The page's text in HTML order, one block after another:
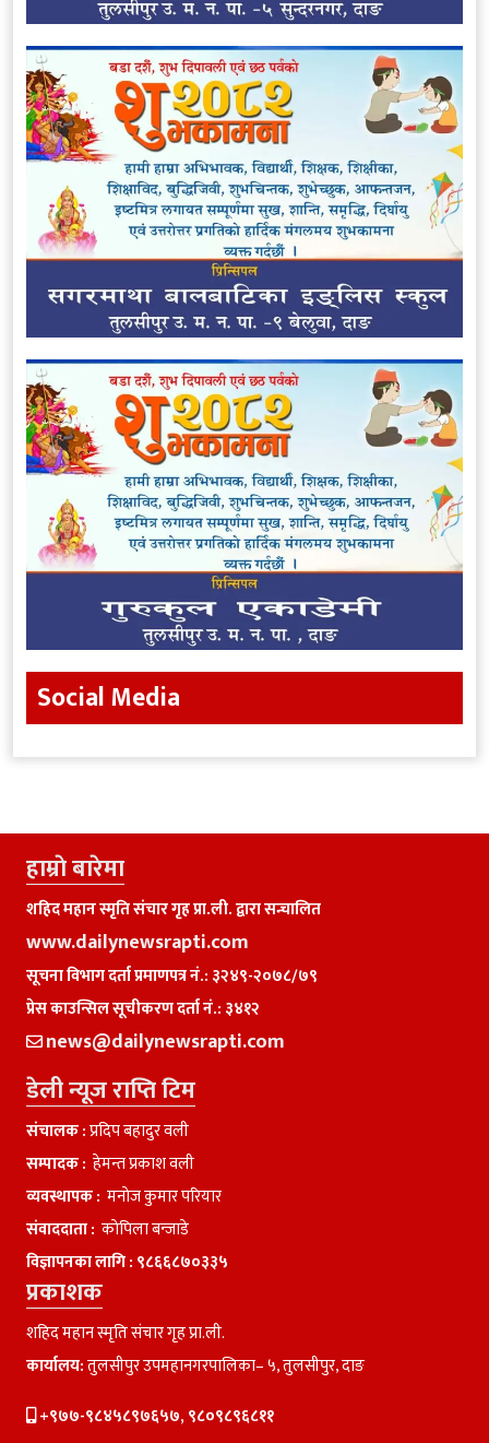
Social Media
हाम्राे बारेमा
शहिद महान स्मृति संचार गृह प्रा.ली. द्वारा सन्चालित
www.dailynewsrapti.com
सूचना विभाग दर्ता प्रमाणपत्र नं.: ३२४९-२०७८/७९
प्रेस काउन्सिल सूचीकरण दर्ता नं.: ३४१२
news@dailynewsrapti.com
डेली न्यूज राप्ति टिम
संचालक :प्रदिप बहादुर वली
सम्पादक : हेमन्त प्रकाश वली
व्यवस्थापक : मनाेज कुमार परियार
संवाददाता : काेपिला बन्जाडे
विज्ञापनका लागि : ९८६६८७०३३५
प्रकाशक
शहिद महान स्मृति संचार गृह प्रा.ली.
कार्यालय:तुलसीपुर उपमहानगरपालिका– ५, तुलसीपुर, दाङ
+९७७-९८४५८९७६५७, ९८०९८९६८११